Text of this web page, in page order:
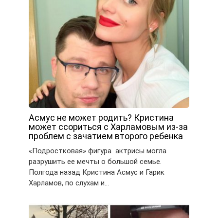
Асмус не может родить? Кристина
может ссориться с Харламовым из-за
проблем с зачатием второго ребенка
«Подростковая» фигура актрисы могла
разрушить ее мечты о большой семье.
Полгода назад Кристина Асмус и Гарик
Харламов, по слухам и…